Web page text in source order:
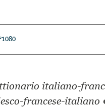
italiano-
francese-italiano